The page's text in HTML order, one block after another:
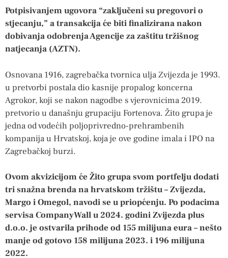
Potpisivanjem ugovora “zaključeni su pregovori o
stjecanju,” a transakcija će biti finalizirana nakon
dobivanja odobrenja Agencije za zaštitu tržišnog
natjecanja (AZTN).
Osnovana 1916, zagrebačka tvornica ulja Zvijezda je 1993.
u pretvorbi postala dio kasnije propalog koncerna
Agrokor, koji se nakon nagodbe s vjerovnicima 2019.
pretvorio u današnju grupaciju Fortenova. Žito grupa je
jedna od vodećih poljoprivredno-prehrambenih
kompanija u Hrvatskoj, koja je ove godine imala i IPO na
Zagrebačkoj burzi.
Ovom akvizicijom će Žito grupa svom portfelju dodati
tri snažna brenda na hrvatskom tržištu – Zvijezda,
Margo i Omegol, navodi se u priopćenju. Po podacima
servisa CompanyWall u 2024. godini Zvijezda plus
d.o.o. je ostvarila prihode od 155 milijuna eura – nešto
manje od gotovo 158 milijuna 2023. i 196 milijuna
2022.